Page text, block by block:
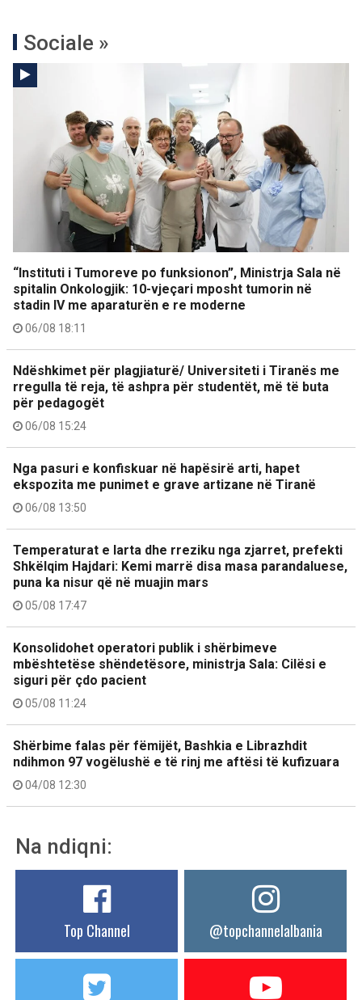
Sociale »
“Instituti i Tumoreve po funksionon”, Ministrja Sala në
spitalin Onkologjik: 10-vjeçari mposht tumorin në
stadin IV me aparaturën e re moderne
06/08 18:11
Ndëshkimet për plagjiaturë/ Universiteti i Tiranës me
rregulla të reja, të ashpra për studentët, më të buta
për pedagogët
06/08 15:24
Nga pasuri e konfiskuar në hapësirë arti, hapet
ekspozita me punimet e grave artizane në Tiranë
06/08 13:50
Temperaturat e larta dhe rreziku nga zjarret, prefekti
Shkëlqim Hajdari: Kemi marrë disa masa parandaluese,
puna ka nisur që në muajin mars
05/08 17:47
Konsolidohet operatori publik i shërbimeve
mbështetëse shëndetësore, ministrja Sala: Cilësi e
siguri për çdo pacient
05/08 11:24
Shërbime falas për fëmijët, Bashkia e Librazhdit
ndihmon 97 vogëlushë e të rinj me aftësi të kufizuara
04/08 12:30
Na ndiqni:
Top Channel @topchannelalbania